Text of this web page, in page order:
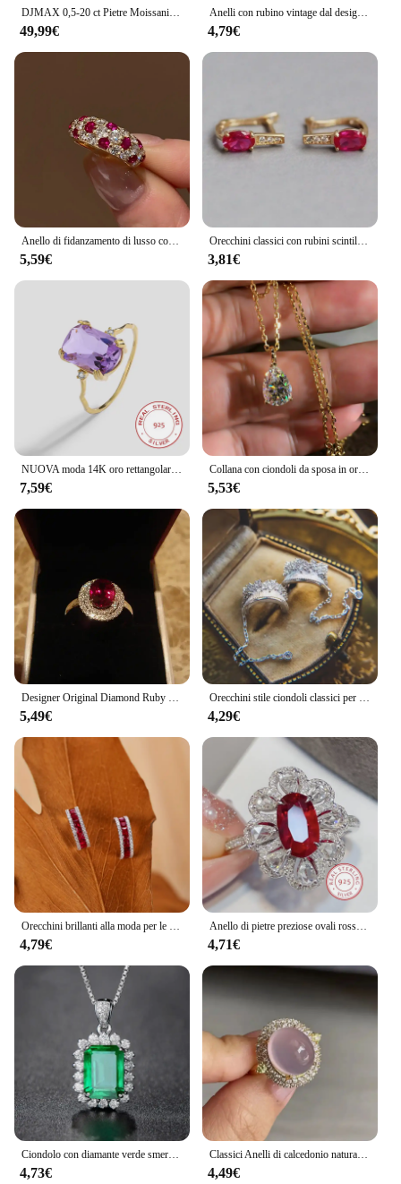
DJMAX 0,5-20 ct Pietre Moissanite taglio cuscino giallo chiaro Pietra preziosa coltivata in laboratorio Pietre diamantate Moissanite taglio tritato giallo vivido
49,99€
Anelli con rubino vintage dal design classico per le donne Squisita pietra preziosa rossa intarsiata con diamanti Anello di fidanzamento Regalo di gioielli da sposa
4,79€
Anello di fidanzamento di lusso con rubino brillante Anello in argento 925 con diamanti intarsiati Cerchio completo Anelli rossi per le donne Moda Nuovo in gioielleria raffinata
5,59€
Orecchini classici con rubini scintillanti rossi piccoli e squisiti per le donne moda orecchini con diamanti a fila singola Charms gioielli per banchetti
3,81€
7,59€
Collana con ciondoli da sposa in oro 14 carati con goccia d'acqua da laboratorio, collana con ciondoli da sposa per le donne, regalo di gioielli per feste di promessa nuziale
5,53€
5,49€ 4,29€
4,79€
Anello di pietre preziose ovali rosse di lusso moda 925 gocce bianche in argento Sterling pieno di gioielli per banchetti di fascia alta con zirconi di diamanti
4,71€
4,73€
Classici Anelli di calcedonio naturale per donna Squisito intarsio di diamanti ellisse Matrimonio Elegante anello viola rosa viola Gioielli
4,49€